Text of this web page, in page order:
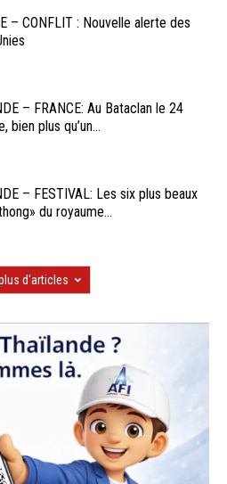
– CONFLIT : Nouvelle alerte des
– FRANCE: Au Bataclan le 24
bien plus qu’un...
– FESTIVAL: Les six plus beaux
du royaume...
d'articles